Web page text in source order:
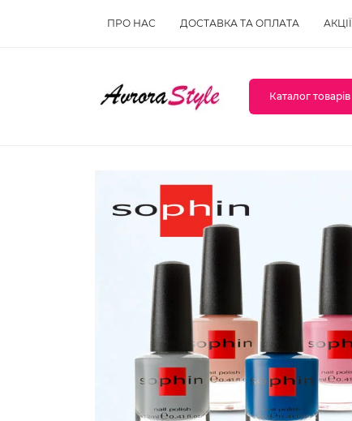
ПРО НАС ДОСТАВКА ТА ОПЛАТА АКЦІЇ
Каталог товарів